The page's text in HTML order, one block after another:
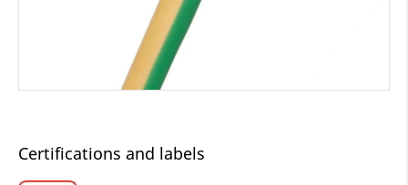
Certifications and labels